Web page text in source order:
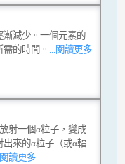
漸減少。一個元素的
的時間。
...閱讀更多
射一個α粒子，變成
來的α粒子（或α輻
讀更多